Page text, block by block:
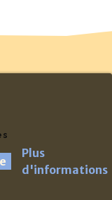
Plus
d'informations